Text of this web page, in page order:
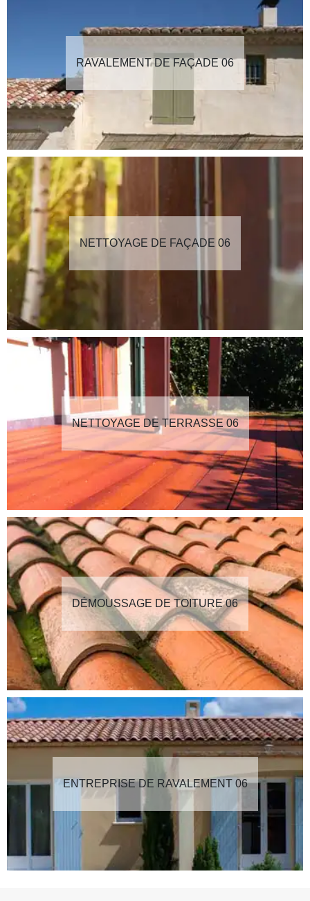
RAVALEMENT DE FAÇADE 06
NETTOYAGE DE FAÇADE 06
NETTOYAGE DE TERRASSE 06
DÉMOUSSAGE DE TOITURE 06
ENTREPRISE DE RAVALEMENT 06